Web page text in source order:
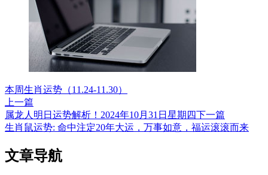
本周生肖运势（11.24-11.30）
上一篇
属龙人明日运势解析！2024年10月31日星期四下一篇
生肖鼠运势: 命中注定20年大运，万事如意，福运滚滚而来
文章导航